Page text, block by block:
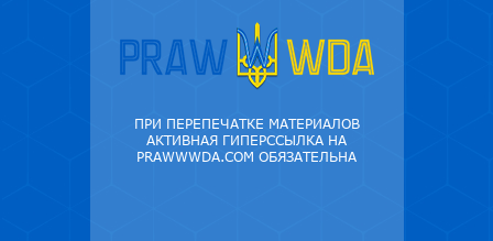
ПРИ ПЕРЕПЕЧАТКЕ МАТЕРИАЛОВ
АКТИВНАЯ ГИПЕРССЫЛКА НА
PRAWWWDA.COM ОБЯЗАТЕЛЬНА